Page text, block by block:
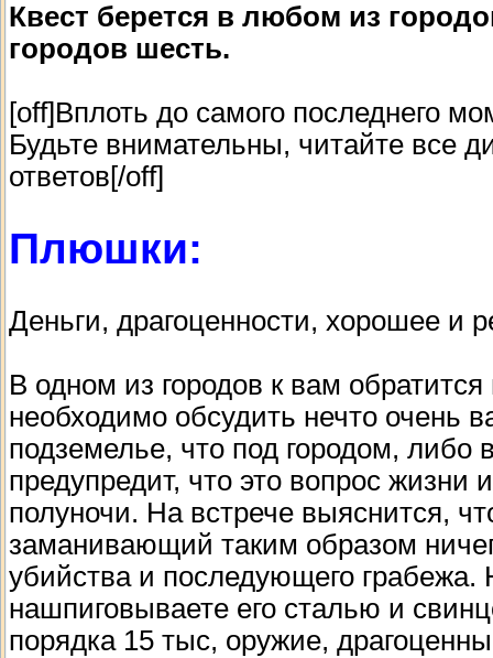
Квест берется в любом из
городов шесть.
[off]Вплоть до самого последнего
Будьте внимательны, читайте все
ответов[/off]
Плюшки:
Деньги, драгоценности, хорошее и
В одном из городов к вам
необходимо обсудить нечто очень
подземелье, что под городом,
предупредит, что это вопрос
полуночи. На встрече выяснится,
заманивающий таким образом
убийства и последующего
нашпиговываете его сталью и
порядка 15 тыс, оружие,